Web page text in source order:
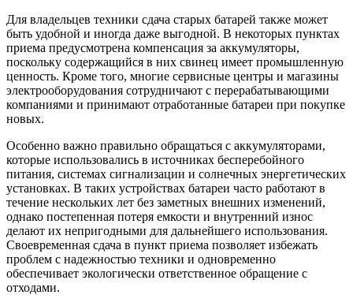
Для владельцев техники сдача старых батарей также может
быть удобной и иногда даже выгодной. В некоторых пунктах
приема предусмотрена компенсация за аккумуляторы,
поскольку содержащийся в них свинец имеет промышленную
ценность. Кроме того, многие сервисные центры и магазины
электрооборудования сотрудничают с перерабатывающими
компаниями и принимают отработанные батареи при покупке
новых.
Особенно важно правильно обращаться с аккумуляторами,
которые использовались в источниках бесперебойного
питания, системах сигнализации и солнечных энергетических
установках. В таких устройствах батареи часто работают в
течение нескольких лет без заметных внешних изменений,
однако постепенная потеря емкости и внутренний износ
делают их непригодными для дальнейшего использования.
Своевременная сдача в пункт приема позволяет избежать
проблем с надежностью техники и одновременно
обеспечивает экологически ответственное обращение с
отходами.